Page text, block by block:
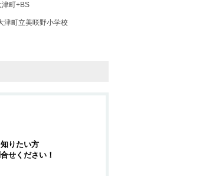
津町+BS
津町立美咲野小学校
りたい方
せください！